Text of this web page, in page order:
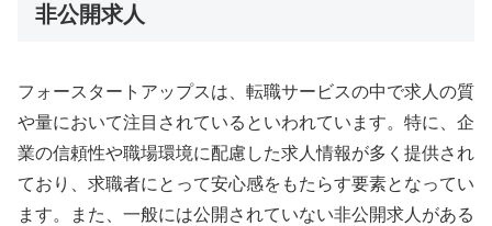
非公開求人
フォースタートアップスは、転職サービスの中で求人の質
や量において注目されているといわれています。特に、企
業の信頼性や職場環境に配慮した求人情報が多く提供され
ており、求職者にとって安心感をもたらす要素となってい
ます。また、一般には公開されていない非公開求人がある